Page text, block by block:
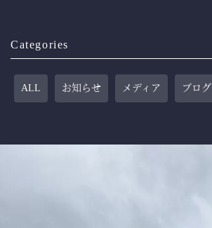
Categories
ALL お知らせ メディア ブログ